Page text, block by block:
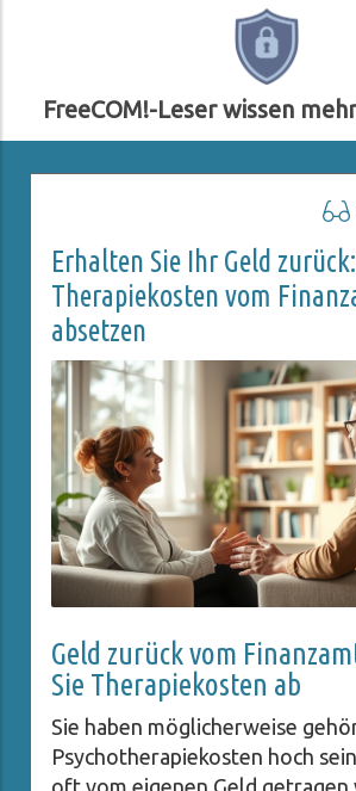
FreeCOM!-Leser wissen mehr
Erhalten Sie Ihr Geld zurück:
Therapiekosten vom
absetzen
Geld zurück vom
Sie Therapiekosten ab
Sie haben möglicherweise
Psychotherapiekosten hoch